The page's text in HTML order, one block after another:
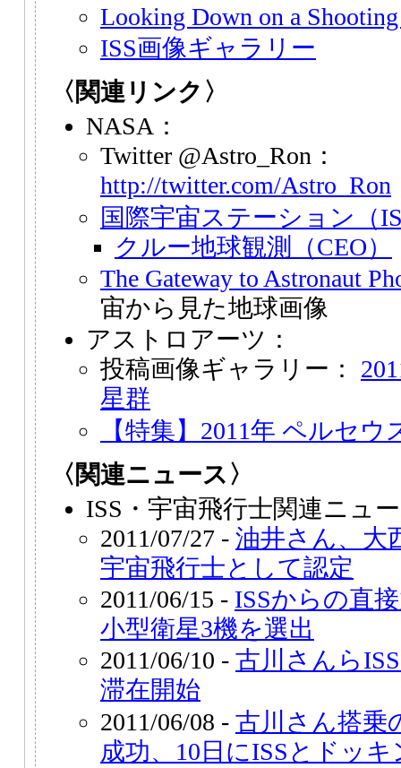
Looking Down on a
ISS画像ギャラリー
〈関連リンク〉
NASA：
Twitter @Astro_Ron：
http://twitter.com/Astro_Ron
国際宇宙ステーション（
クルー地球観測（CEO）
The Gateway to Astronaut
宙から見た地球画像
アストロアーツ：
投稿画像ギャラリー：
星群
【特集】2011年 ペルセウ
〈関連ニュース〉
ISS・宇宙飛行士関連ニュ
2011/07/27 - 油井さん、大
宇宙飛行士として認定
2011/06/15 - ISSからの直
小型衛星3機を選出
2011/06/10 - 古川さんら
滞在開始
2011/06/08 - 古川さん搭乗
成功、10日にISSとドッキ